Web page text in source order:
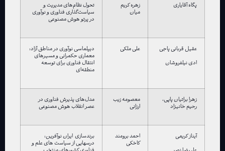
پگاه آقایاری زهره کریم
میان
تحول نظام‌های مدیریت و
سیاست‌گذاری فناوری و نوآوری
در پرتو هوش مصنوعی
عقیل قربانی پاجی
ادی نیلفروشان
علی ملکی دیپلماسی نوآوری در مناطق آزاد:
معماری حکمرانی و مسیرهای
انتقال فناوری برای توسعه
منطقه‌ای
زهرا براتیان پاپی،
رحیم خانیزاد
معصومه زیب
ارزانی
مدل‌های پذیرش فناوری در
عصر انقلاب هوش مصنوعی
آیناز کریمی
احمد برومند
کاخکی
برندسازی ایران نوآفرین:
درسهایی از سیاست های علم و